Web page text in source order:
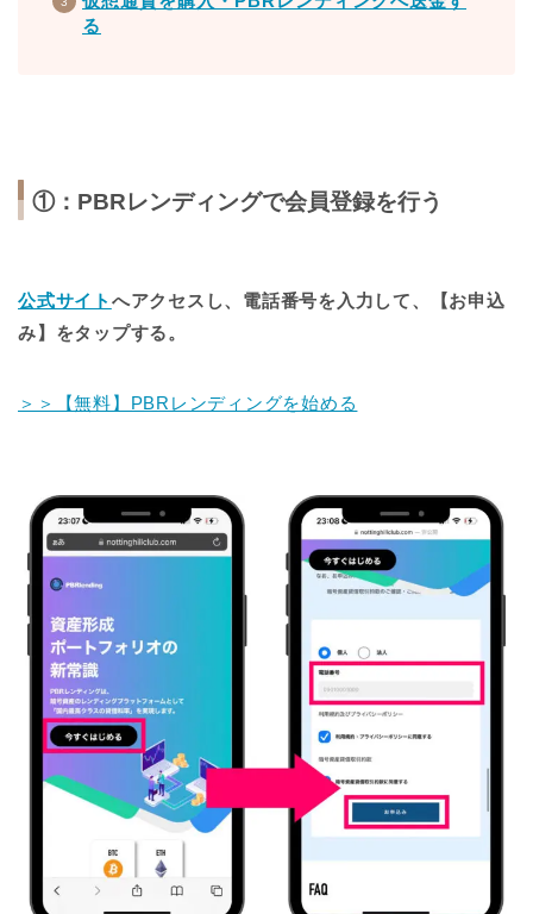
る
①：PBRレンディングで会員登録を行う
公式サイト へアクセスし、電話番号を入力して、【お申込
み】をタップする。
＞＞【無料】PBRレンディングを始める